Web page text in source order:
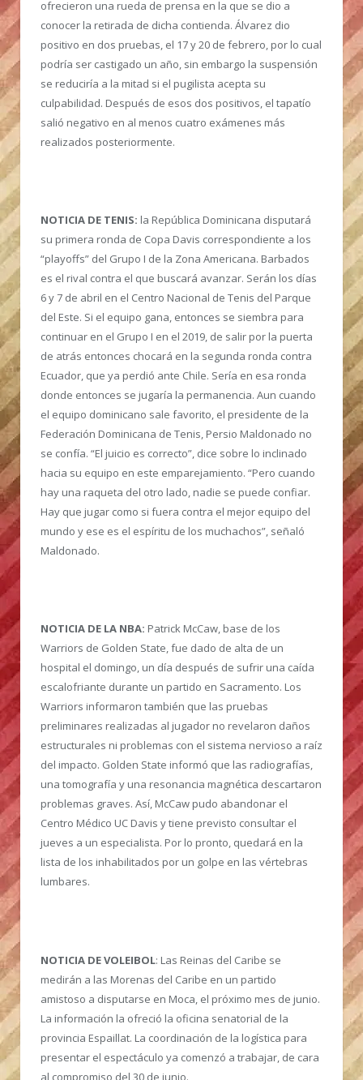
ofrecieron una rueda de prensa en la que se dio a
conocer la retirada de dicha contienda. Álvarez dio
positivo en dos pruebas, el 17 y 20 de febrero, por lo cual
podría ser castigado un año, sin embargo la suspensión
se reduciría a la mitad si el pugilista acepta su
culpabilidad. Después de esos dos positivos, el tapatío
salió negativo en al menos cuatro exámenes más
realizados posteriormente.
NOTICIA DE TENIS: la República Dominicana disputará
su primera ronda de Copa Davis correspondiente a los
“playoffs” del Grupo I de la Zona Americana. Barbados
es el rival contra el que buscará avanzar. Serán los días
6 y 7 de abril en el Centro Nacional de Tenis del Parque
del Este. Si el equipo gana, entonces se siembra para
continuar en el Grupo I en el 2019, de salir por la puerta
de atrás entonces chocará en la segunda ronda contra
Ecuador, que ya perdió ante Chile. Sería en esa ronda
donde entonces se jugaría la permanencia. Aun cuando
el equipo dominicano sale favorito, el presidente de la
Federación Dominicana de Tenis, Persio Maldonado no
se confía. “El juicio es correcto”, dice sobre lo inclinado
hacia su equipo en este emparejamiento. “Pero cuando
hay una raqueta del otro lado, nadie se puede confiar.
Hay que jugar como si fuera contra el mejor equipo del
mundo y ese es el espíritu de los muchachos”, señaló
Maldonado.
NOTICIA DE LA NBA: Patrick McCaw, base de los
Warriors de Golden State, fue dado de alta de un
hospital el domingo, un día después de sufrir una caída
escalofriante durante un partido en Sacramento. Los
Warriors informaron también que las pruebas
preliminares realizadas al jugador no revelaron daños
estructurales ni problemas con el sistema nervioso a raíz
del impacto. Golden State informó que las radiografías,
una tomografía y una resonancia magnética descartaron
problemas graves. Así, McCaw pudo abandonar el
Centro Médico UC Davis y tiene previsto consultar el
jueves a un especialista. Por lo pronto, quedará en la
lista de los inhabilitados por un golpe en las vértebras
lumbares.
NOTICIA DE VOLEIBOL: Las Reinas del Caribe se
medirán a las Morenas del Caribe en un partido
amistoso a disputarse en Moca, el próximo mes de junio.
La información la ofreció la oficina senatorial de la
provincia Espaillat. La coordinación de la logística para
presentar el espectáculo ya comenzó a trabajar, de cara
al compromiso del 30 de junio.